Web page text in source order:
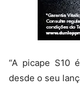
“A picape S10
desde o seu